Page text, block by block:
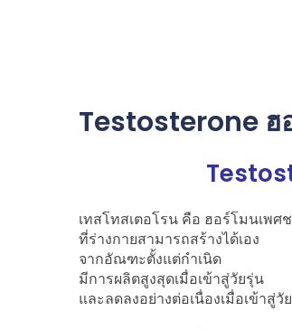
Testosterone ฮ
เทสโทสเตอโรน คือ ฮอร์โมนเพศ
ที่ร่างกายสามารถสร้างได้เอง
จากอัณฑะตั้งแต่กำเนิด
มีการผลิตสูงสุดเมื่อเข้าสู่วัยรุ่น
และลดลงอย่างต่อเนื่องเมื่อเข้าสู่